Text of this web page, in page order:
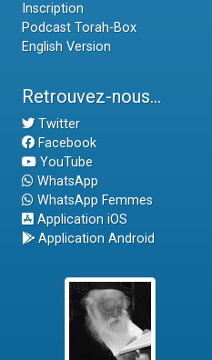
Inscription
Podcast Torah-Box
English Version
Retrouvez-nous...
Twitter
Facebook
YouTube
WhatsApp
WhatsApp Femmes
Application iOS
Application Android